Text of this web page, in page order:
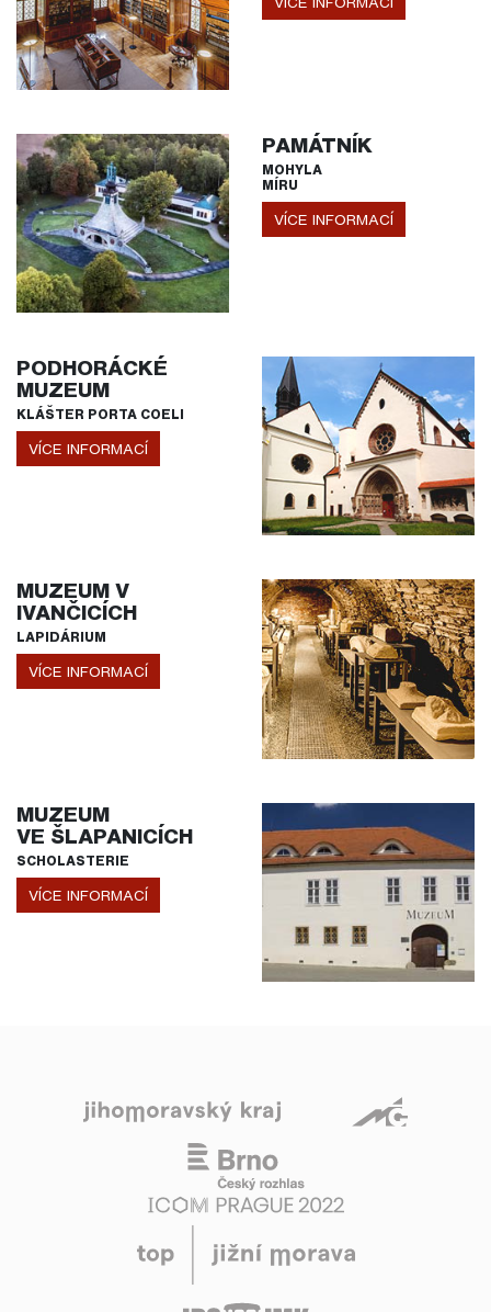
PAMÁTNÍK
MOHYLA
MÍRU
VÍCE INFORMACÍ
PODHORÁCKÉ
MUZEUM
KLÁŠTER PORTA COELI
VÍCE INFORMACÍ
MUZEUM V
IVANČICÍCH
LAPIDÁRIUM
VÍCE INFORMACÍ
MUZEUM
VE ŠLAPANICÍCH
SCHOLASTERIE
VÍCE INFORMACÍ